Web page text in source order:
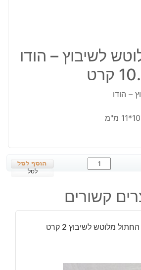
לשיבוץ – הודו
– הודו
כמות
של
מלוטש
לשיבוץ
הודו
לסל
קשורים
מלוטש לשיבוץ 2 קרט